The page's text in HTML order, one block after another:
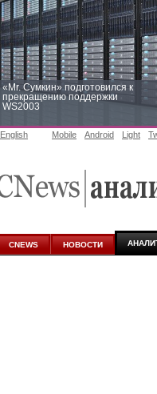
«Mr. Сумкин» подготовился к
прекращению поддержки
WS2003
аналитике
English Mobile Android Light
CNEWS НОВОСТИ